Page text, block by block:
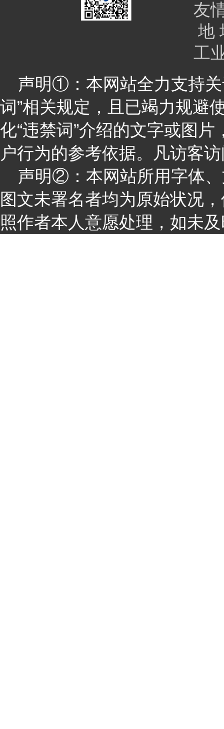
友
地
工
声明①：本网站全力支持关
词”相关规定，且已竭力规避
化“违禁词”介绍的文字或图
户行为的参考依据。凡访客
声明②：本网站所用字体、
图文未署名者均为原始状况
照作者本人意愿处理，如未